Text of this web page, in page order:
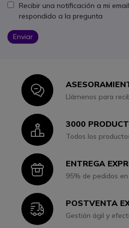
Recibir una notificación a mi
respondido a la pregunta
Enviar
IconLlámenos para
Icon3000
Todos los
IconENTREGA
95% de pedidos
IconPOSTVENTA
Gestión ágil y